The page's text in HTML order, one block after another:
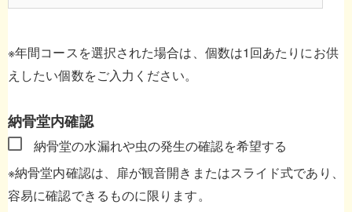
※年間コースを選択された場合は、個数は1回あたりにお供
えしたい個数をご入力ください。
納骨堂内確認
納骨堂の水漏れや虫の発生の確認を希望する
※納骨堂内確認は、扉が観音開きまたはスライド式であり、
容易に確認できるものに限ります。